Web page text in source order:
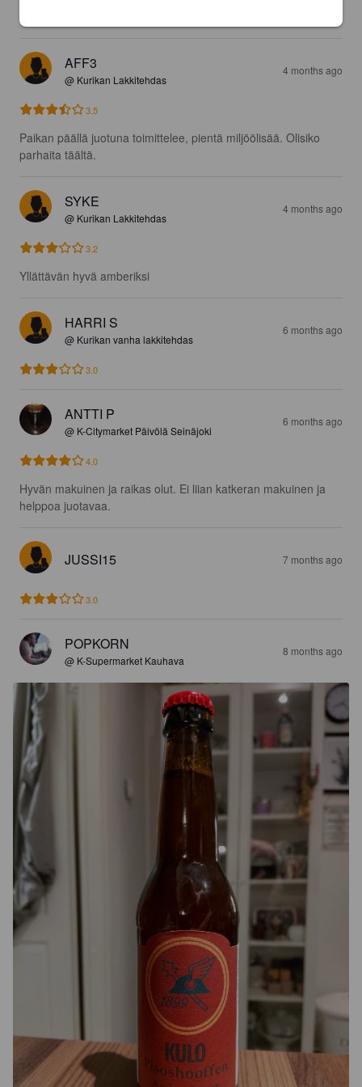
AFF3
@ Kurikan Lakkitehdas
4 months ago
3.5
Paikan päällä juotuna toimittelee, pientä miljöölisää. Olisiko
parhaita täältä.
SYKE
@ Kurikan Lakkitehdas
4 months ago
3.2
Yllättävän hyvä amberiksi
HARRI S
@ Kurikan vanha lakkitehdas
6 months ago
3.0
ANTTI P
@ K-Citymarket Päivölä Seinäjoki
6 months ago
4.0
Hyvän makuinen ja raikas olut. Ei liian katkeran makuinen ja
helppoa juotavaa.
JUSSI15 7 months ago
3.0
POPKORN
@ K-Supermarket Kauhava
8 months ago